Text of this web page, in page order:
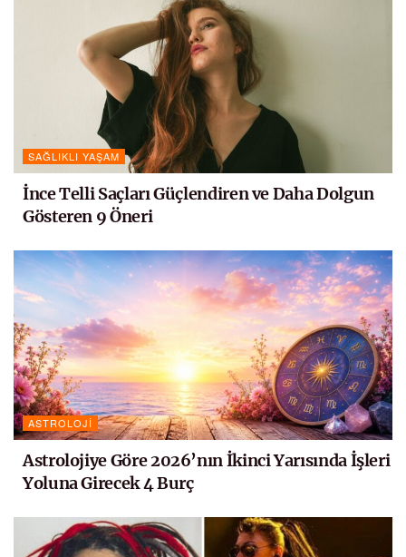
SAĞLIKLI YAŞAM
İnce Telli Saçları Güçlendiren ve Daha Dolgun
Gösteren 9 Öneri
ASTROLOJI
Astrolojiye Göre 2026’nın İkinci Yarısında İşleri
Yoluna Girecek 4 Burç